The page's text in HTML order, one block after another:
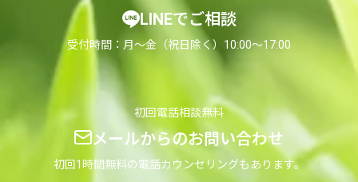
LINEでご相談
受付時間：月〜金（祝日除く）10:00〜17:00
初回電話相談無料
メールからのお問い合わせ
初回1時間無料の電話カウンセリングもあります。